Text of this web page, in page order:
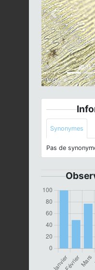
© H.
Previous
Synonymes
Pas de